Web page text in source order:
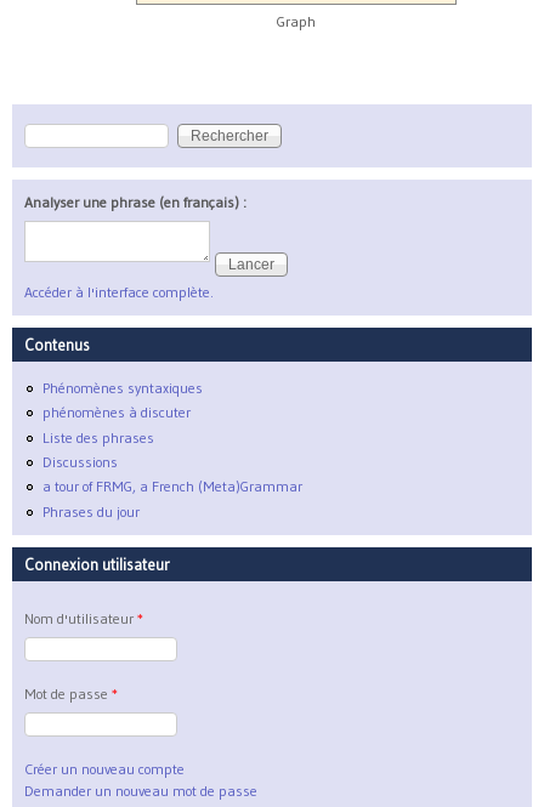
Graph
Formulaire de recherche
Rechercher
Analyser une phrase (en français) :
Accéder à l'interface complète.
Contenus
Phénomènes syntaxiques
phénomènes à discuter
Liste des phrases
Discussions
a tour of FRMG, a French (Meta)Grammar
Phrases du jour
Connexion utilisateur
Nom d'utilisateur *
Mot de passe *
Créer un nouveau compte
Demander un nouveau mot de passe